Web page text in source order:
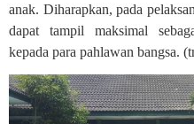
anak. Diharapkan, pada
dapat tampil maksimal
kepada para pahlawan bangsa.